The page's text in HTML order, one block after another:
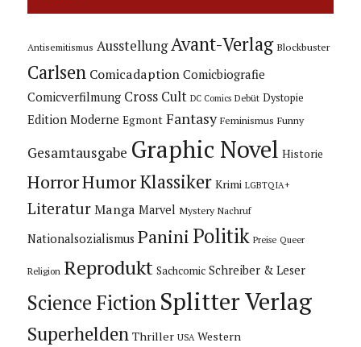
Antisemitismus Ausstellung Avant-Verlag Blockbuster
Carlsen Comicadaption Comicbiografie
Comicverfilmung Cross Cult DC Comics Debüt Dystopie
Edition Moderne Egmont Fantasy Feminismus Funny
Gesamtausgabe Graphic Novel Historie
HorrorHumorKlassiker Krimi LGBTQIA+
Literatur Manga Marvel Mystery Nachruf
Nationalsozialismus Panini Politik Preise Queer
Religion Reprodukt Sachcomic Schreiber & Leser
Science Fiction Splitter Verlag
Superhelden Thriller USA Western